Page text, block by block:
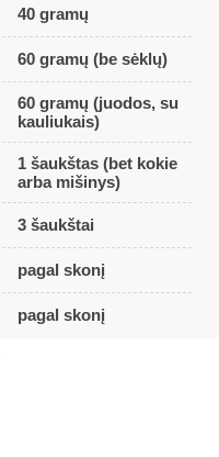
40 gramų
60 gramų (be sėklų)
60 gramų (juodos, su
kauliukais)
1 šaukštas (bet kokie
arba mišinys)
3 šaukštai
pagal skonį
pagal skonį